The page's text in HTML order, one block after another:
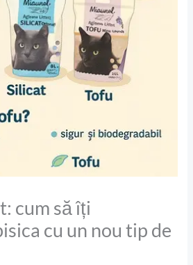
cum să îți
cu un nou tip de